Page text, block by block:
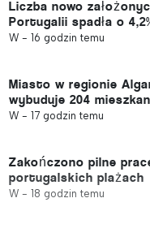
Liczba nowo
Portugalii spadła o
W - 16 godzin temu
Miasto w regionie
wybuduje 204
W - 17 godzin temu
Zakończono pilne
portugalskich plażach
W - 18 godzin temu